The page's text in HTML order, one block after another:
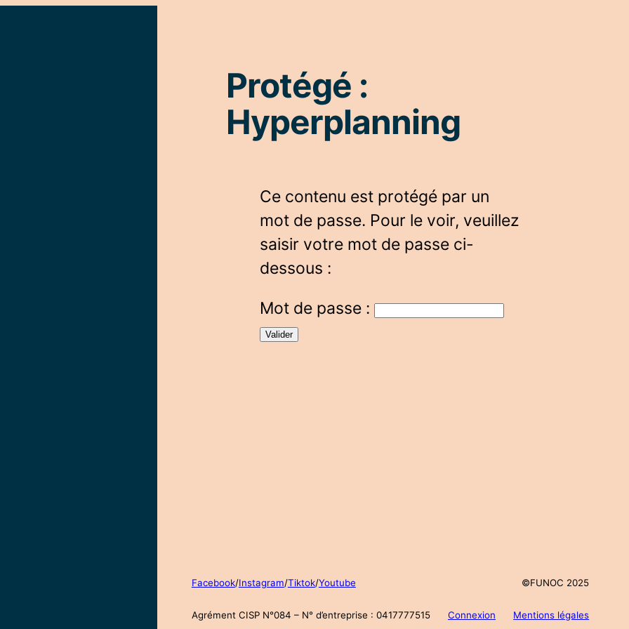
Protégé :
Hyperplanning
Ce contenu est protégé par un
mot de passe. Pour le voir, veuillez
saisir votre mot de passe ci-
dessous :
Mot de passe :
Facebook/Instagram/Tiktok/Youtube ©FUNOC 2025
Agrément CISP N°084 – N° d’entreprise : 0417777515 Connexion Mentions légales